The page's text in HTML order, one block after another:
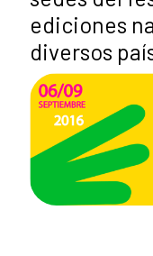
ediciones
diversos